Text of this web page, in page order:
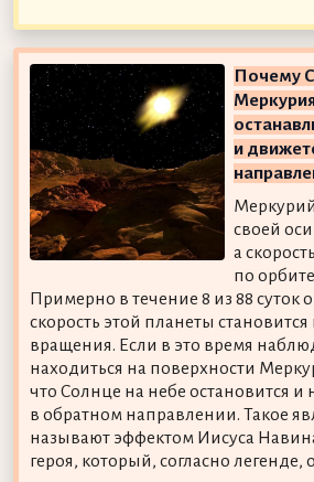
Почему
и
своей
а
по
Примерно в течение 8 из 88 суток
скорость этой планеты
вращения. Если в это время
находиться на поверхности
что Солнце на небе остановится и
в обратном направлении. Такое
называют эффектом Иисуса
героя, который, согласно легенде,